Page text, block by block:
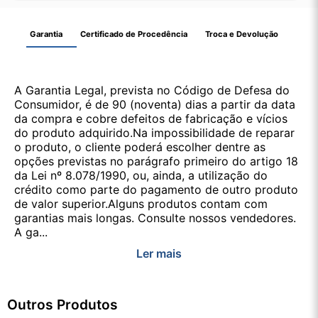
Garantia Certificado de Procedência Troca e Devolução
A Garantia Legal, prevista no Código de Defesa do
Consumidor, é de 90 (noventa) dias a partir da data
da compra e cobre defeitos de fabricação e vícios
do produto adquirido.Na impossibilidade de reparar
o produto, o cliente poderá escolher dentre as
opções previstas no parágrafo primeiro do artigo 18
da Lei nº 8.078/1990, ou, ainda, a utilização do
crédito como parte do pagamento de outro produto
de valor superior.Alguns produtos contam com
garantias mais longas. Consulte nossos vendedores.
A ga...
Ler mais
Outros Produtos